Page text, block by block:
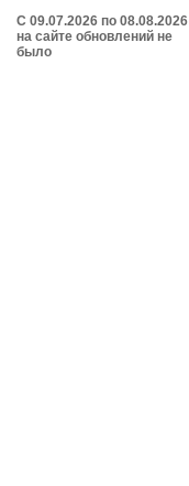
C 09.07.2026 по 08.08.2026
на сайте обновлений не
было